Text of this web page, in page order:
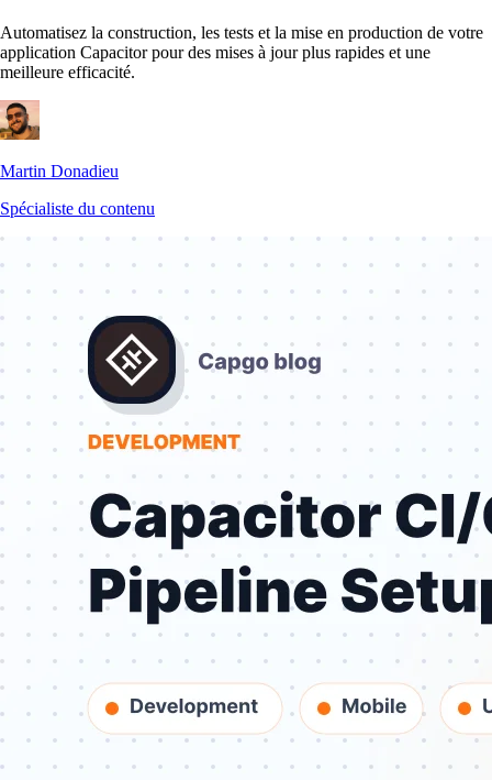
Automatisez la construction, les tests et la mise en production de votre
application Capacitor pour des mises à jour plus rapides et une
meilleure efficacité.
Martin Donadieu
Spécialiste du contenu